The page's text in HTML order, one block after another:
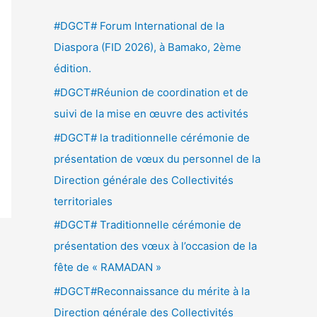
e
r
c
:
#DGCT# Forum International de la
Diaspora (FID 2026), à Bamako, 2ème
édition.
#DGCT#Réunion de coordination et de
suivi de la mise en œuvre des activités
#DGCT# la traditionnelle cérémonie de
présentation de vœux du personnel de la
Direction générale des Collectivités
territoriales
#DGCT# Traditionnelle cérémonie de
présentation des vœux à l’occasion de la
fête de « RAMADAN »
#DGCT#Reconnaissance du mérite à la
Direction générale des Collectivités